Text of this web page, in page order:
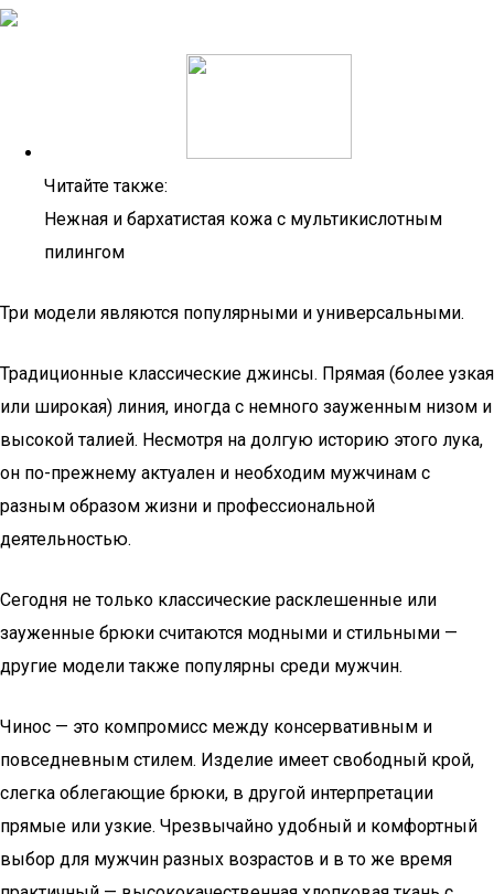
Читайте также:
Нежная и бархатистая кожа с мультикислотным
пилингом
Три модели являются популярными и универсальными.
Традиционные классические джинсы. Прямая (более узкая
или широкая) линия, иногда с немного зауженным низом и
высокой талией. Несмотря на долгую историю этого лука,
он по-прежнему актуален и необходим мужчинам с
разным образом жизни и профессиональной
деятельностью.
Сегодня не только классические расклешенные или
зауженные брюки считаются модными и стильными —
другие модели также популярны среди мужчин.
Чинос — это компромисс между консервативным и
повседневным стилем. Изделие имеет свободный крой,
слегка облегающие брюки, в другой интерпретации
прямые или узкие. Чрезвычайно удобный и комфортный
выбор для мужчин разных возрастов и в то же время